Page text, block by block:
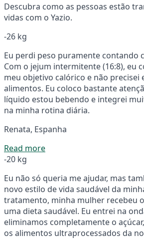
Descubra como as pessoas estão
vidas com o Yazio.
-26 kg
Eu perdi peso puramente contando
Com o jejum intermitente (16:8), eu
meu objetivo calórico e não precisei
alimentos. Eu coloco bastante
líquido estou bebendo e integrei
na minha rotina diária.
Renata, Espanha
Read more
-20 kg
Eu não só queria me ajudar, mas
novo estilo de vida saudável da
tratamento, minha mulher recebeu
uma dieta saudável. Eu entrei na
eliminamos completamente o
os alimentos ultraprocessados da